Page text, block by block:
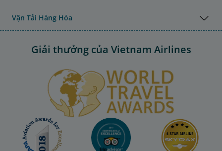
Vận Tải Hàng Hóa
Giải thưởng của Vietnam Airlines